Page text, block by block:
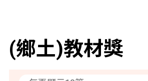
(鄉土)教材獎